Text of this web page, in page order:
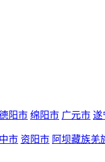
阳市 绵阳市 广元市 遂
市 资阳市 阿坝藏族羌